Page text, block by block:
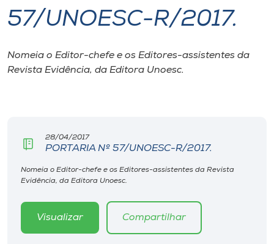
I.nova
Diplomados
CPA
Biblioteca
Editora
57/UNOESC-R/2017.
Nomeia o Editor-chefe e os Editores-assistentes da
Revista Evidência, da Editora Unoesc.
28/04/2017
PORTARIA Nº 57/UNOESC-R/2017.
Nomeia o Editor-chefe e os Editores-assistentes da Revista
Evidência, da Editora Unoesc.
Visualizar Compartilhar